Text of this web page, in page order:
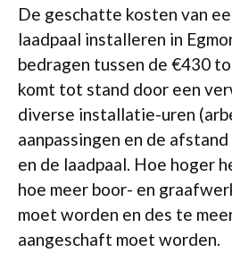
De geschatte kosten van
laadpaal installeren in
bedragen tussen de €430
komt tot stand door een
diverse installatie-uren
aanpassingen en de
en de laadpaal. Hoe hoger
hoe meer boor- en
moet worden en des te
aangeschaft moet worden.